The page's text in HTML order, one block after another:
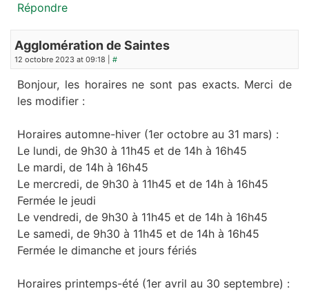
Répondre
Agglomération de Saintes
12 octobre 2023 at 09:18 | #
Bonjour, les horaires ne sont pas exacts. Merci de
les modifier :
Horaires automne-hiver (1er octobre au 31 mars) :
Le lundi, de 9h30 à 11h45 et de 14h à 16h45
Le mardi, de 14h à 16h45
Le mercredi, de 9h30 à 11h45 et de 14h à 16h45
Fermée le jeudi
Le vendredi, de 9h30 à 11h45 et de 14h à 16h45
Le samedi, de 9h30 à 11h45 et de 14h à 16h45
Fermée le dimanche et jours fériés
Horaires printemps-été (1er avril au 30 septembre) :